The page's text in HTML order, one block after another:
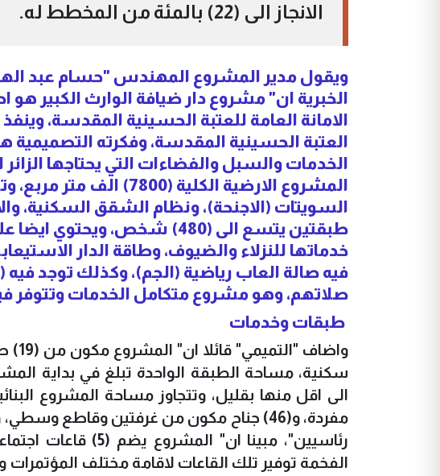
الانجاز الى (22) بالمئة من المخطط له.
ويقول مدير المشروع المهندس "حسام عبد
الخبرية ان" مشروع دار ضيافة الوارث الكبير هو
الامانة العامة للعتبة الحسينية المقدسة،
العتبة الحسينية المقدسة، وفكرته التصميمية
الخدمات والسبل والفضاءات التي يحتاجها
المشروع الارضية الكلية
السويتات (الاجنحة)، ونظام الشقق السكنية،
صلاتهم، وهو مشروع متكامل الخدمات وتتوفر
طبقات وخدمات
رئاسيين"، مبينا ان"
الفخمة توفير تلك القاعات لاقامة مختلف المؤتمرات